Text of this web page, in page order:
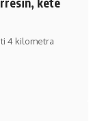
4 kilometra